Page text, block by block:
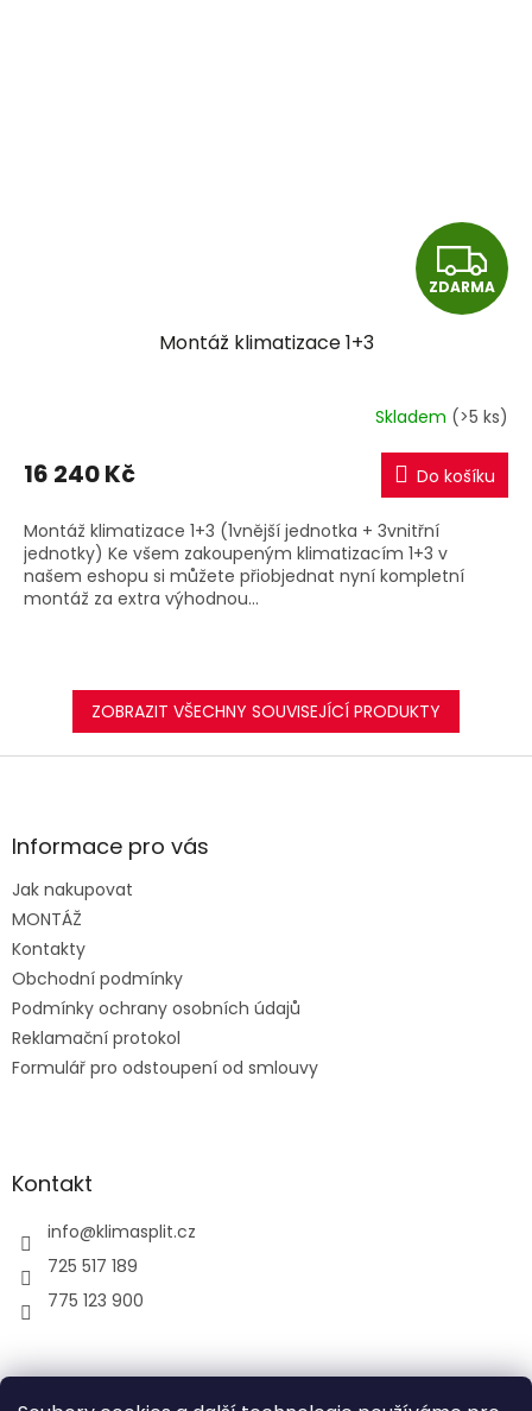
Z
D
R
M
A
ZDARMA
Montáž klimatizace 1+3
Skladem (>5 ks)
16 240 Kč Do košíku
Montáž klimatizace 1+3 (1vnější jednotka + 3vnitřní
jednotky) Ke všem zakoupeným klimatizacím 1+3 v
našem eshopu si můžete přiobjednat nyní kompletní
montáž za extra výhodnou...
ZOBRAZIT VŠECHNY SOUVISEJÍCÍ PRODUKTY
Z
aInformace pro vás
Jak nakupovat
MONTÁŽ
Kontakty
Obchodní podmínky
Podmínky ochrany osobních údajů
Reklamační protokol
Formulář pro odstoupení od smlouvy
Kontakt
info@klimasplit.cz
725 517 189
775 123 900
air-cool